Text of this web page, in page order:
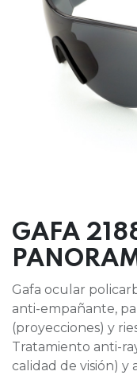
GAFA
Gafa ocular
anti-empañante,
(proyecciones) y
Tratamiento anti-
calidad de visión) y